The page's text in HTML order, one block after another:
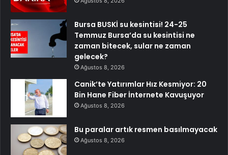
Bursa BUSKİ su kesintisi! 24-25
Temmuz Bursa’da su kesintisi ne
zaman bitecek, sular ne zaman
gelecek?
Ağustos 8, 2026
Canik’te Yatırımlar Hız Kesmiyor: 20
Bin Hane Fiber İnternete Kavuşuyor
Ağustos 8, 2026
Bu paralar artık resmen basılmayacak
Ağustos 8, 2026